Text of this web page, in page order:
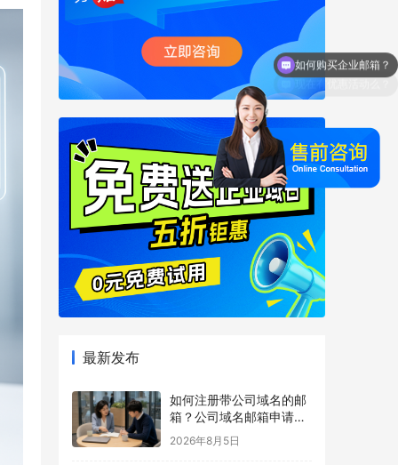
最新发布
如何注册带公司域名的邮
箱？公司域名邮箱申请与
配置指南
2026年8月5日
现在有优惠活动么？